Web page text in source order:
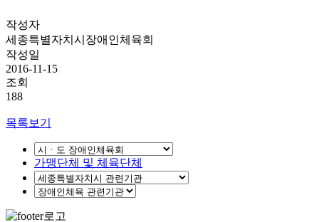
작성자
세종특별자치시장애인체육회
작성일
2016-11-15
조회
188
목록보기
가맹단체 및 체육단체